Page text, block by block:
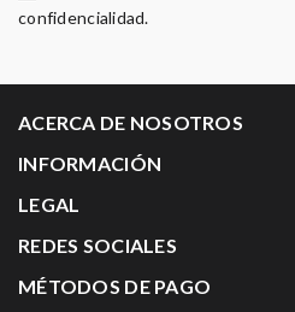
confidencialidad.
ACERCA DE NOSOTROS
INFORMACIÓN
LEGAL
REDES SOCIALES
MÉTODOS DE PAGO